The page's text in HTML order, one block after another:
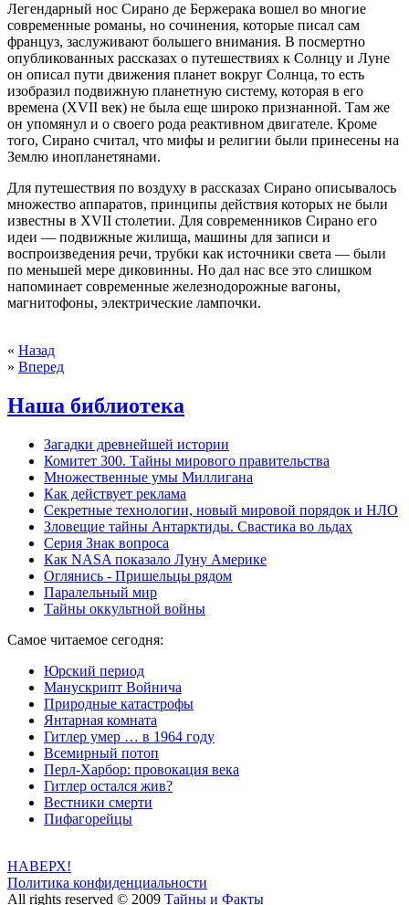
Легендарный нос Сирано де Бержерака вошел во многие
современные романы, но сочинения, которые писал сам
француз, заслуживают большего внимания. В посмертно
опубликованных рассказах о путешествиях к Солнцу и Луне
он описал пути движения планет вокруг Солнца, то есть
изобразил подвижную планетную систему, которая в его
времена (XVII век) не была еще широко признанной. Там же
он упомянул и о своего рода реактивном двигателе. Кроме
того, Сирано считал, что мифы и религии были принесены на
Землю инопланетянами.
Для путешествия по воздуху в рассказах Сирано описывалось
множество аппаратов, принципы действия которых не были
известны в XVII столетии. Для современников Сирано его
идеи — подвижные жилища, машины для записи и
воспроизведения речи, трубки как источники света — были
по меньшей мере диковинны. Но дал нас все это слишком
напоминает современные железнодорожные вагоны,
магнитофоны, электрические лампочки.
« Назад
» Вперед
Наша библиотека
Загадки древнейшей истории
Комитет 300. Тайны мирового правительства
Mножественные умы Миллигана
Как действует реклама
Секретные технологии, новый мировой порядок и НЛО
Зловещие тайны Антарктиды. Свастика во льдах
Серия Знак вопроса
Как NASA показало Луну Америке
Оглянись - Пришельцы рядом
Паралельный мир
Тайны оккультной войны
Самое читаемое сегодня:
Юрский период
Манускрипт Войнича
Природные катастрофы
Янтарная комната
Гитлер умер … в 1964 году
Всемирный потоп
Перл-Харбор: провокация века
Гитлер остался жив?
Вестники смерти
Пифагорейцы
НАВЕРХ!
Политика конфиденциальности
All rights reserved © 2009 Тайны и Факты